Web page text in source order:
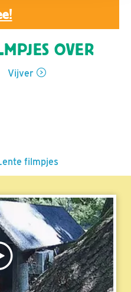
OVER
Vijver
filmpjes